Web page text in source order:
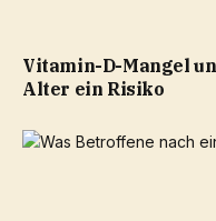
Vitamin-D-Mangel
Alter ein Risiko